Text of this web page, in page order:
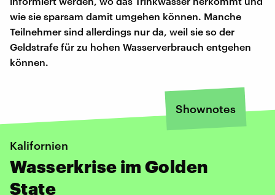
wie sie sparsam damit umgehen können. Manche
Teilnehmer sind allerdings nur da, weil sie so der
Geldstrafe für zu hohen Wasserverbrauch entgehen
können.
Shownotes
Kalifornien
Wasserkrise im Golden
State